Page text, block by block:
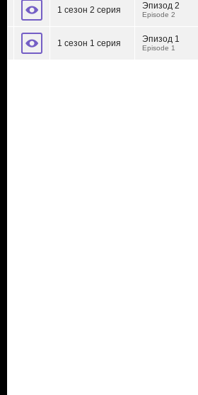
1 сезон 2 серия Эпизод 2
Episode 2
1 сезон 1 серия Эпизод 1
Episode 1